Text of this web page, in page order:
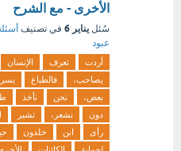
الأخرى - مع الشرح
سُئل يناير 6 في تصنيف
عبود
أردت تعرف الإنسان
يصاحب،
فالطباع
بعض،
نحن نأخذ
دون
نشعر، تشير
رأى
ابن خلدون